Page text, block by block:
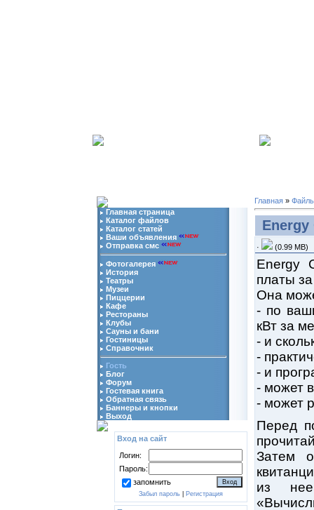
Главная страница
Каталог файлов
Каталог статей
Ваши объявления
Отправка смс
Фотогалерея
История
Театры
Музеи
Пиццерии
Кафе
Рестораны
Клубы
Сауны и бани
Гостиницы
Справочник
Гость
Блог
Форум
Гостевая книга
Обратная связь
Баннеры и кнопки
Выход
Вход на сайт
Логин:
Пароль:
запомнить
Забыл пароль Регистрация
Главная »
Energy
· (0.99 MB)
Energy
платы
Она
- по
кВт за
- и
-
- и
- может
- может
Перед
Затем
из